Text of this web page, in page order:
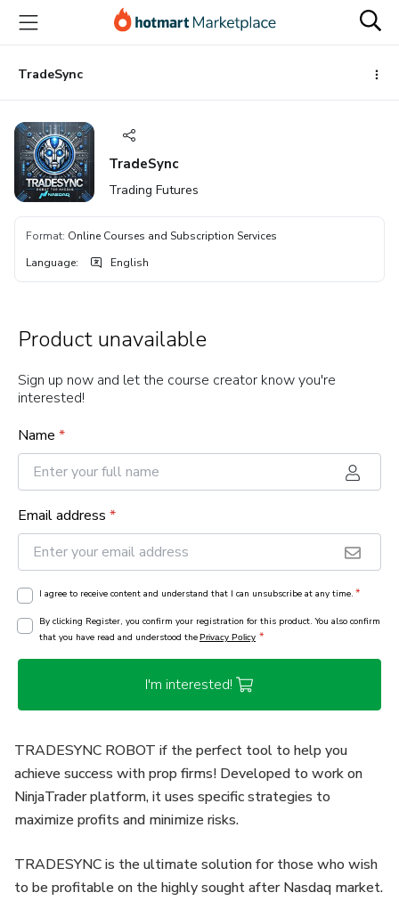
main
content
TradeSync
TradeSync
Trading Futures
Format: Online Courses and Subscription Services
Language: English
Product unavailable
Sign up now and let the course creator know you're
interested!
Name *
Email address *
I agree to receive content and understand that I can unsubscribe at any time. *
By clicking Register, you confirm your registration for this product. You also confirm
that you have read and understood thePrivacy Policy *
I'm interested!
TRADESYNC ROBOT if the perfect tool to help you
achieve success with prop firms! Developed to work on
NinjaTrader platform, it uses specific strategies to
maximize profits and minimize risks.
TRADESYNC is the ultimate solution for those who wish
to be profitable on the highly sought after Nasdaq market.